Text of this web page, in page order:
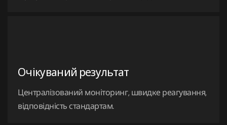
Очікуваний результат
Централізований моніторинг, швидке реагування,
відповідність стандартам.